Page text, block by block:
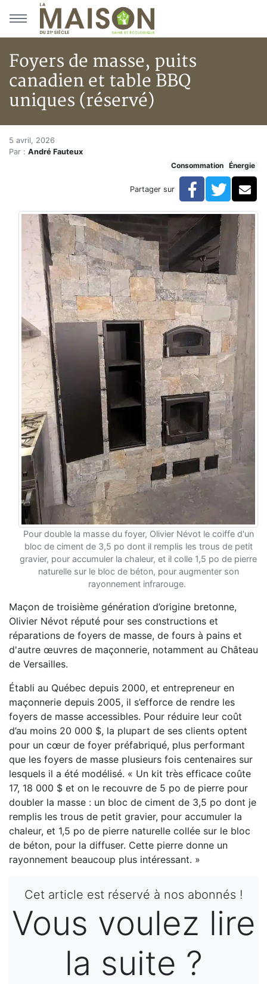
Aller au menu principal
Aller au contenu principal
Foyers de masse, puits
canadien et table BBQ
uniques (réservé)
Accueil
Articles
Foyers de masse, puits canadien et table BBQ
Foyers de masse, puits
5 avril, 2026
Par : André Fauteux
Consommation
Énergie
Partager sur Facebook
Pour double la masse du foyer, Olivier Névot le coiffe d'un
bloc de ciment de 3,5 po dont il remplis les trous de petit
gravier, pour accumuler la chaleur, et il colle 1,5 po de pierre
naturelle sur le bloc de béton, pour augmenter son
rayonnement infrarouge.
Maçon de troisième génération d’origine bretonne,
Olivier Névot réputé pour ses constructions et
réparations de foyers de masse, de fours à pains et
d'autre œuvres de maçonnerie, notamment au Château
de Versailles.
Établi au Québec depuis 2000, et entrepreneur en
maçonnerie depuis 2005, il s’efforce de rendre les
foyers de masse accessibles. Pour réduire leur coût
d’au moins 20 000 $, la plupart de ses clients optent
pour un cœur de foyer préfabriqué, plus performant
que les foyers de masse plusieurs fois centenaires sur
lesquels il a été modélisé. « Un kit très efficace coûte
17, 18 000 $ et on le recouvre de 5 po de pierre pour
doubler la masse : un bloc de ciment de 3,5 po dont je
remplis les trous de petit gravier, pour accumuler la
chaleur, et 1,5 po de pierre naturelle collée sur le bloc
de béton, pour la diffuser. Cette pierre donne un
rayonnement beaucoup plus intéressant. »
Cet article est réservé à nos abonnés !
Vous voulez lire
la suite ?